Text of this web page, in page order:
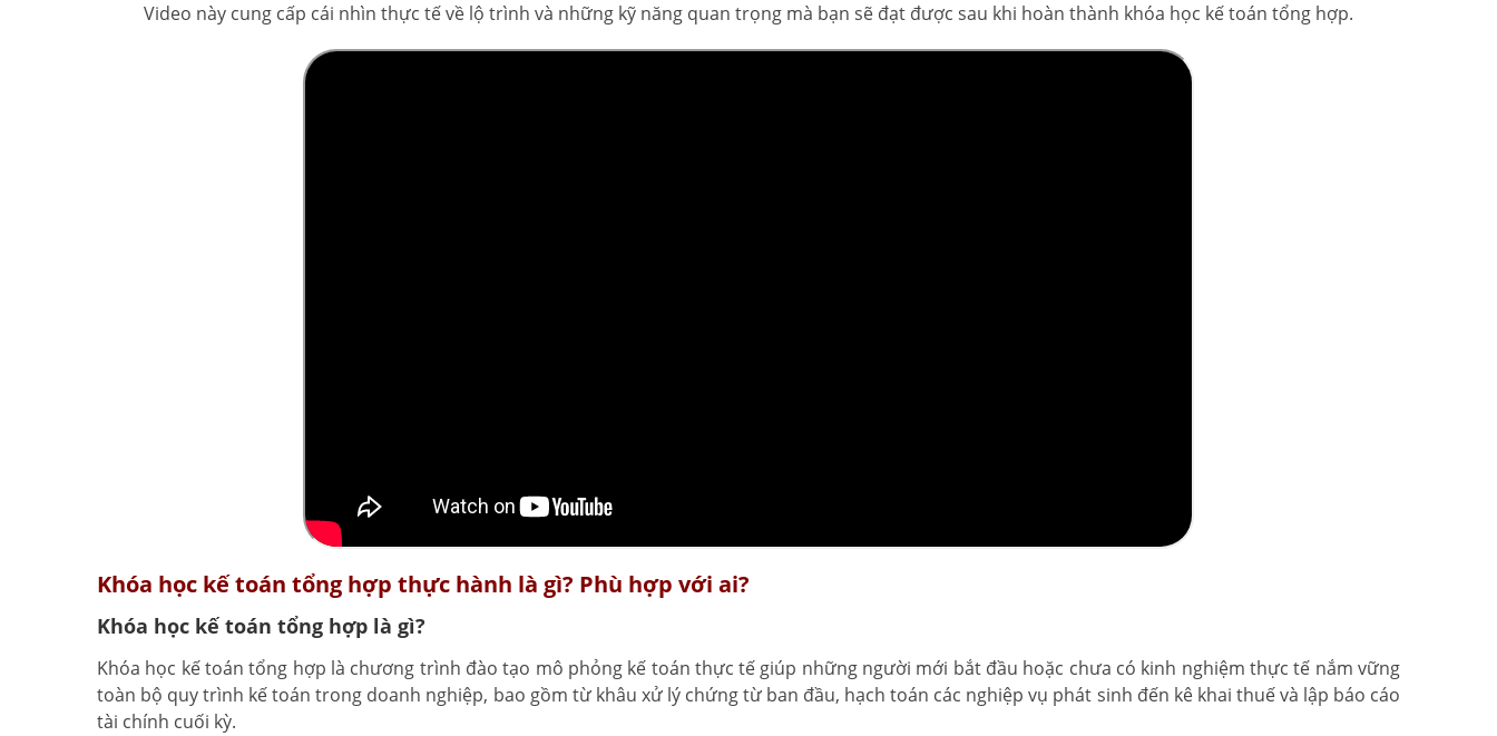
Video này cung cấp cái nhìn thực tế về lộ trình và những kỹ năng quan trọng mà bạn sẽ đạt được sau khi hoàn thành khóa học kế toán tổng hợp.
Khóa học kế toán tổng hợp thực hành là gì? Phù hợp với ai?
Khóa học kế toán tổng hợp là gì?
Khóa học kế toán tổng hợp là chương trình đào tạo mô phỏng kế toán thực tế giúp những người mới bắt đầu hoặc chưa có kinh nghiệm thực tế nắm vững
toàn bộ quy trình kế toán trong doanh nghiệp, bao gồm từ khâu xử lý chứng từ ban đầu, hạch toán các nghiệp vụ phát sinh đến kê khai thuế và lập báo cáo
tài chính cuối kỳ.